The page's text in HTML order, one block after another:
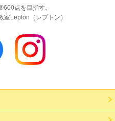
点を目指す。
室Lepton（レプトン）